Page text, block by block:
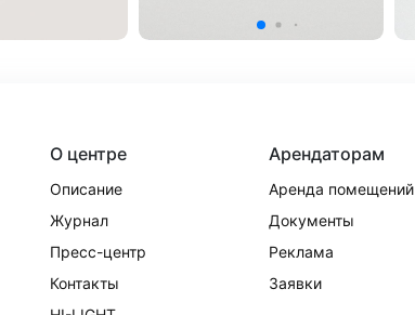
О центре
Описание
Журнал
Пресс-центр
Контакты
Арендаторам
Аренда помещений
Документы
Реклама
Заявки